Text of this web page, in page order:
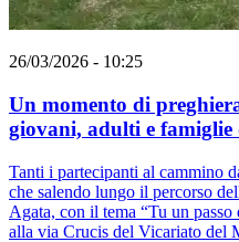
26/03/2026 - 10:25
Un momento di
giovani, adulti e
Tanti i partecipanti al cammino
che salendo lungo il percorso
Agata, con il tema “Tu un
alla via Crucis del Vicariato del